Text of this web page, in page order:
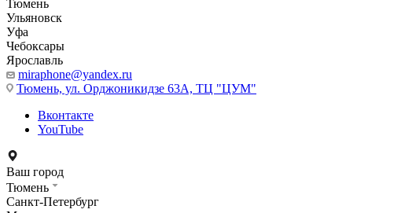
Тюмень
Ульяновск
Уфа
Чебоксары
Ярославль
miraphone@yandex.ru
Тюмень, ул. Орджоникидзе 63А, ТЦ "ЦУМ"
Вконтакте
YouTube
Ваш город
Тюмень
Санкт-Петербург